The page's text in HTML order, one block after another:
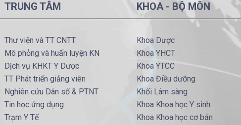
TRUNG TÂM
Thư viện và TT CNTT
Mô phỏng và huấn luyện KN
Dịch vụ KHKT Y Dược
TT Phát triển giảng viên
Nghiên cứu Dân số & PTNT
Tin học ứng dụng
Trạm Y Tế
KHOA - BỘ MÔN
Khoa Dược
Khoa YHCT
Khoa YTCC
Khoa Điều dưỡng
Khối Lâm sàng
Khoa Khoa học Y sinh
Khoa Khoa học cơ bản